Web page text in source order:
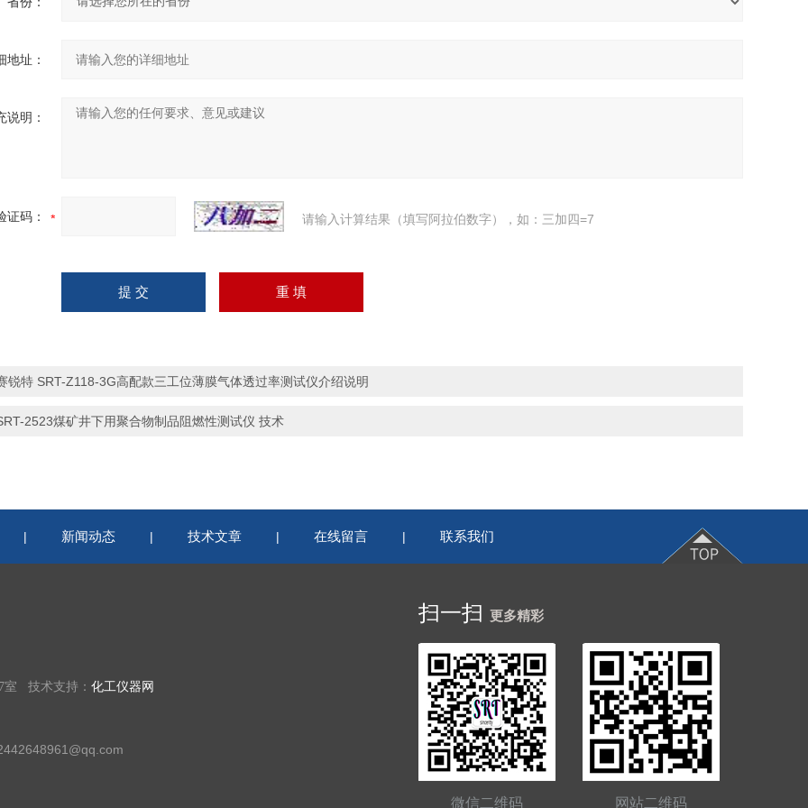
地址：
说明：
证码： 请输入计算结果（填写阿拉伯数字），如：三加四=7
锐特 SRT-Z118-3G高配款三工位薄膜气体透过率测试仪介绍说明
2523煤矿井下用聚合物制品阻燃性测试仪 技术
| 新闻动态 | 技术文章 | 在线留言 | 联系我们
室 技术支持： 化工仪器网
扫一扫 更多精彩
微信二维码 网站二维码